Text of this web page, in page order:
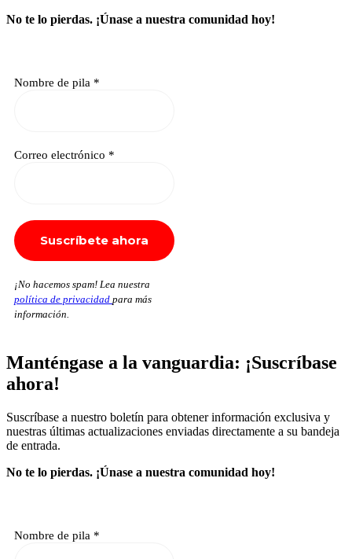
No te lo pierdas. ¡Únase a nuestra comunidad hoy!
Nombre de pila *
Correo electrónico *
¡No hacemos spam! Lea nuestra
política de privacidad para más
información.
Manténgase a la vanguardia: ¡Suscríbase
ahora!
Suscríbase a nuestro boletín para obtener información exclusiva y
nuestras últimas actualizaciones enviadas directamente a su bandeja
de entrada.
No te lo pierdas. ¡Únase a nuestra comunidad hoy!
Nombre de pila *